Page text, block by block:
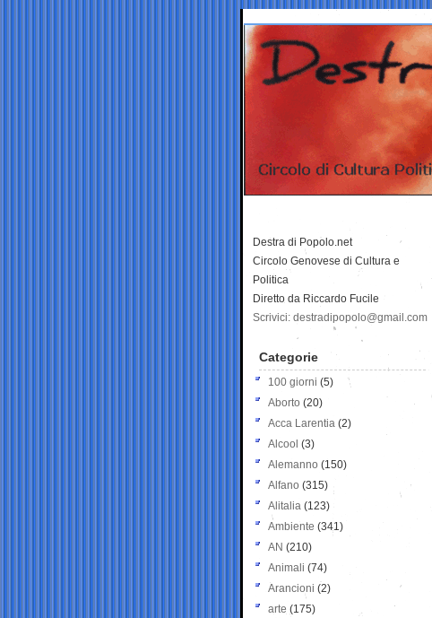
Destra di Popolo.net
Circolo Genovese di Cultura e
Politica
Diretto da Riccardo Fucile
Scrivici: destradipopolo@gmail.com
Categorie
100 giorni (5)
Aborto (20)
Acca Larentia (2)
Alcool (3)
Alemanno (150)
Alfano (315)
Alitalia (123)
Ambiente (341)
AN (210)
Animali (74)
Arancioni (2)
arte (175)